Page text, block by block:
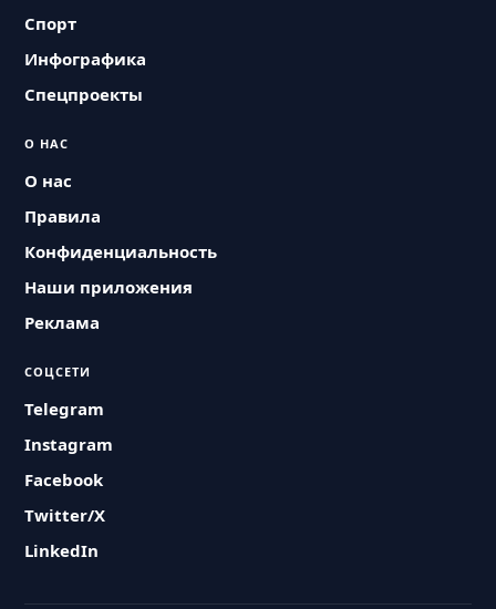
Спорт
Инфографика
Спецпроекты
О НАС
О нас
Правила
Конфиденциальность
Наши приложения
Реклама
СОЦСЕТИ
Telegram
Instagram
Facebook
Twitter/X
LinkedIn